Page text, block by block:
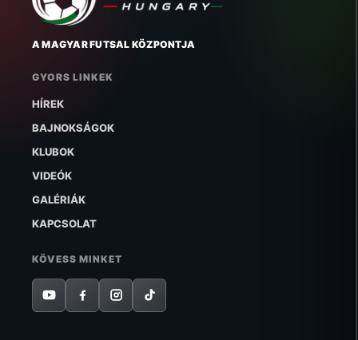
A MAGYAR FUTSAL KÖZPONTJA
GYORS LINKEK
HÍREK
BAJNOKSÁGOK
KLUBOK
VIDEÓK
GALÉRIÁK
KAPCSOLAT
KÖVESS MINKET